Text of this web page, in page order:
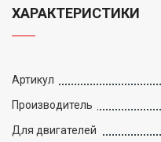
ХАРАКТЕРИСТИКИ
Артикул
Производитель
Для двигателей